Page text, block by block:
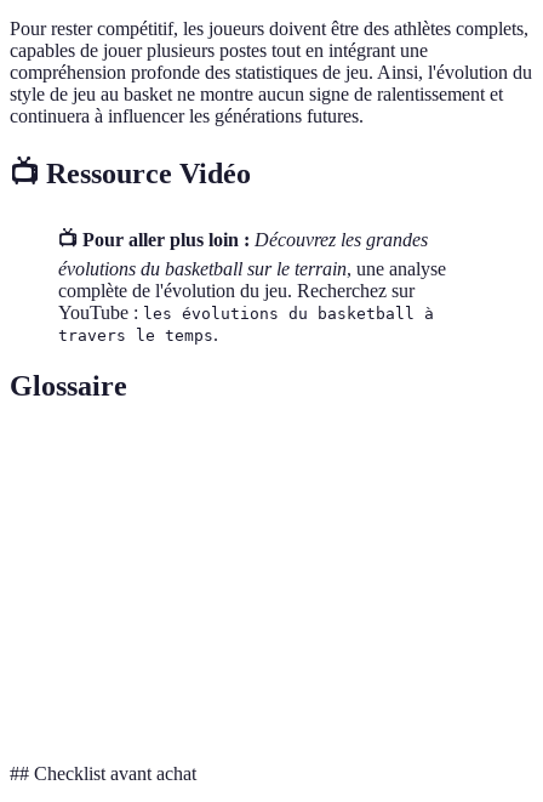
Pour rester compétitif, les joueurs doivent être des athlètes complets,
capables de jouer plusieurs postes tout en intégrant une
compréhension profonde des statistiques de jeu. Ainsi, l'évolution du
style de jeu au basket ne montre aucun signe de ralentissement et
continuera à influencer les générations futures.
📺 Ressource Vidéo
📺 Pour aller plus loin : Découvrez les grandes
évolutions du basketball sur le terrain, une analyse
complète de l'évolution du jeu. Recherchez sur
YouTube : les évolutions du basketball à
travers le temps.
Glossaire
## Checklist avant achat